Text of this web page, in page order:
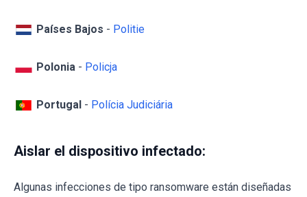
Países Bajos - Politie
Polonia - Policja
Portugal - Polícia Judiciária
Aislar el dispositivo infectado:
Algunas infecciones de tipo ransomware están diseñadas